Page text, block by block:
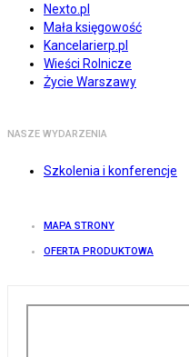
Nexto.pl
Mała księgowość
Kancelarierp.pl
Wieści Rolnicze
Życie Warszawy
NASZE WYDARZENIA
Szkolenia i konferencje
MAPA STRONY
OFERTA PRODUKTOWA